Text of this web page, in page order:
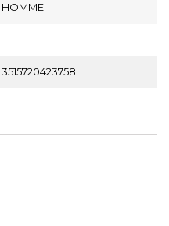
HOMME
3515720423758